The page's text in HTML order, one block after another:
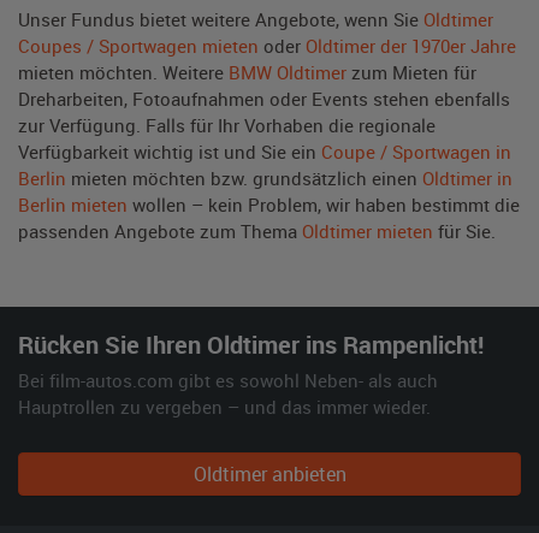
Unser Fundus bietet weitere Angebote, wenn Sie Oldtimer
Coupes / Sportwagen mieten oder Oldtimer der 1970er Jahre
mieten möchten. Weitere BMW Oldtimer zum Mieten für
Dreharbeiten, Fotoaufnahmen oder Events stehen ebenfalls
zur Verfügung. Falls für Ihr Vorhaben die regionale
Verfügbarkeit wichtig ist und Sie ein Coupe / Sportwagen in
Berlin mieten möchten bzw. grundsätzlich einen Oldtimer in
Berlin mieten wollen – kein Problem, wir haben bestimmt die
passenden Angebote zum Thema Oldtimer mieten für Sie.
Rücken Sie Ihren Oldtimer ins Rampenlicht!
Bei film-autos.com gibt es sowohl Neben- als auch
Hauptrollen zu vergeben – und das immer wieder.
Oldtimer anbieten